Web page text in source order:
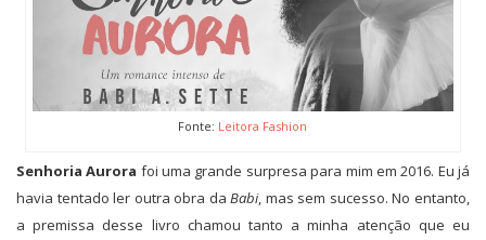
Fonte: Leitora Fashion
Senhoria Aurora foi uma grande surpresa para mim em 2016. Eu já
havia tentado ler outra obra daBabi, mas sem sucesso. No entanto,
a premissa desse livro chamou tanto a minha atenção que eu